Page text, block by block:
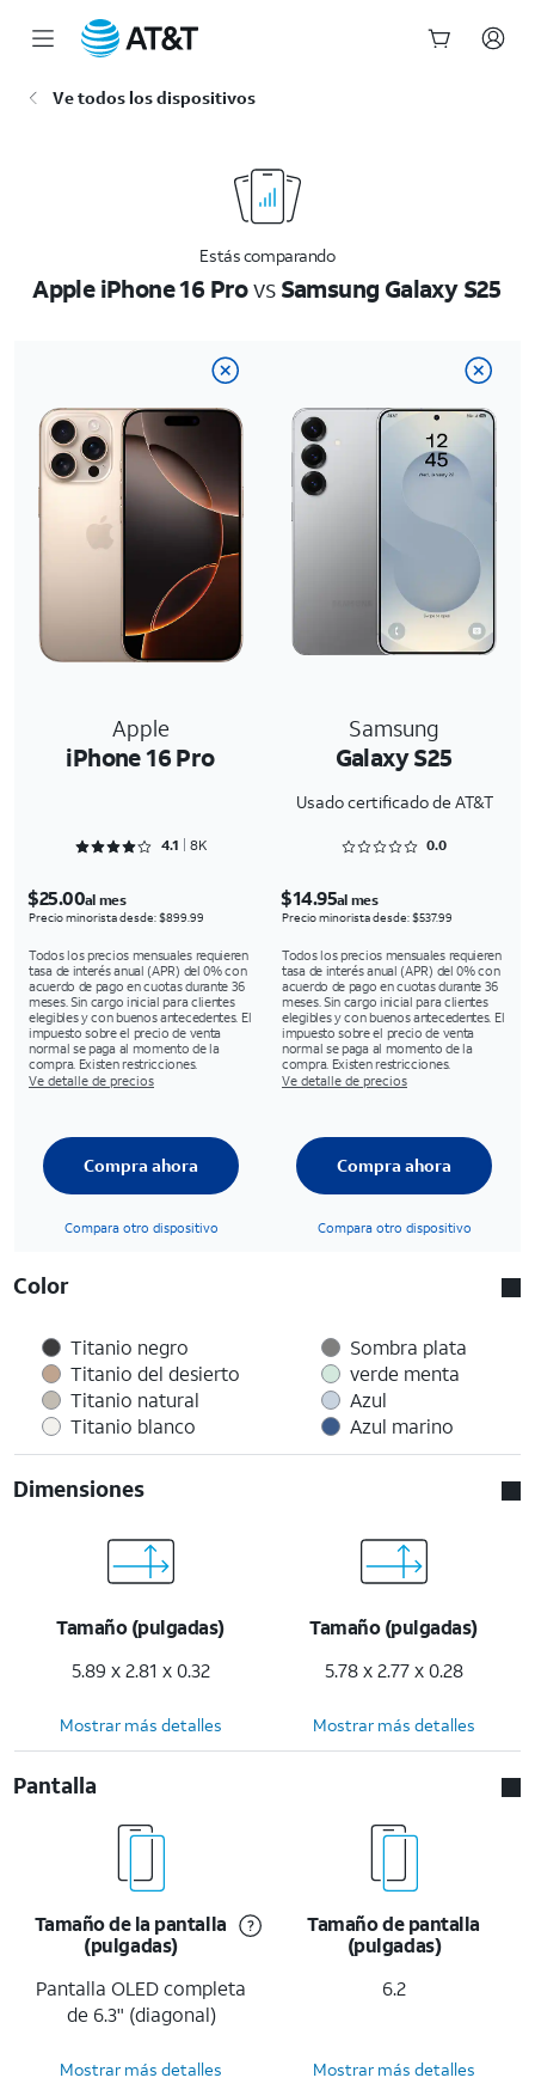
Ve todos los dispositivos
Estás comparando
Apple iPhone 16 ProvsSamsung Galaxy S25
Apple
iPhone 16 Pro
Samsung
Galaxy S25
Usado certificado de AT&T
Rated 4.1616 out of 5
4.1 8K Rated 0 out of 5
0.0
$25.00al mes
Precio minorista desde: $899.99
Todos los precios mensuales requieren
tasa de interés anual (APR) del 0% con
acuerdo de pago en cuotas durante 36
meses. Sin cargo inicial para clientes
elegibles y con buenos antecedentes. El
impuesto sobre el precio de venta
normal se paga al momento de la
compra. Existen restricciones.
Ve detalle de precios
$14.95al mes
Precio minorista desde: $537.99
Todos los precios mensuales requieren
tasa de interés anual (APR) del 0% con
acuerdo de pago en cuotas durante 36
meses. Sin cargo inicial para clientes
elegibles y con buenos antecedentes. El
impuesto sobre el precio de venta
normal se paga al momento de la
compra. Existen restricciones.
Ve detalle de precios
Compra ahora
Compara otro dispositivo
Compra ahora
Compara otro dispositivo
Color
Titanio negro
Titanio del desierto
Titanio natural
Titanio blanco
Sombra plata
verde menta
Azul
Azul marino
Dimensiones
Tamaño (pulgadas)
5.89 x 2.81 x 0.32
Tamaño (pulgadas)
5.78 x 2.77 x 0.28
Mostrar más detalles Mostrar más detalles
Pantalla
Tamaño de la pantalla
(pulgadas)
Pantalla OLED completa
de 6.3" (diagonal)
Tamaño de pantalla
(pulgadas)
6.2
Mostrar más detalles Mostrar más detalles